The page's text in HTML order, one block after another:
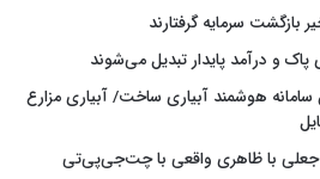
بازگشت سرمایه گرفتارند
و درآمد پایدار تبدیل می‌شوند
سامانه هوشمند آبیاری ساخت/ آبیاری مزارع
جعلی با ظاهری واقعی با چت‌جی‌پی‌تی